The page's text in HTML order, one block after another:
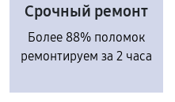
Срочный ремонт
Более 88% поломок
ремонтируем за 2 часа